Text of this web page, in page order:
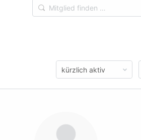
Mitglied
finden
Order
By: